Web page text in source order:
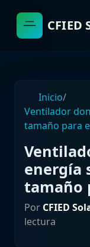
CFIED
Inicio/
Ventilador
tamaño para
energía
tamaño
Por CFIED
lectura